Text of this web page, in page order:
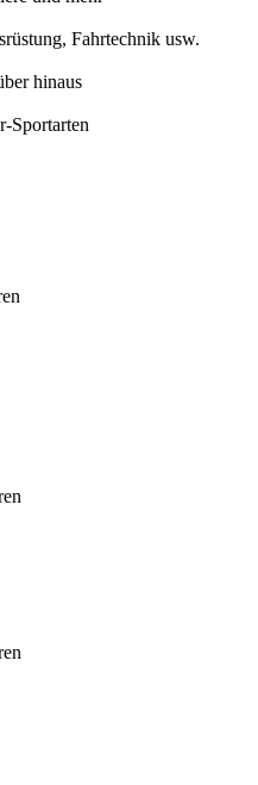
Fahrtechnik usw.
hinaus
Sportarten